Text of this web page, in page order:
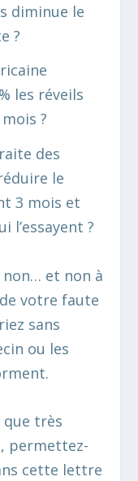
diminue le
?
les réveils
?
des
le
3 mois et
l’essayent ?
non… et non à
votre faute
sans
ou les
que très
permettez-
cette lettre